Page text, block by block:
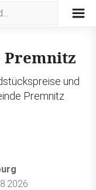
Premnitz
und
Premnitz